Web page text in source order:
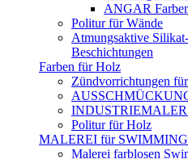
ANGAR
Politur für Wände
Atmungsaktive
Beschichtungen
Farben für Holz
Zündvorrichtungen
Politur für Holz
MALEREI für
Malerei farblosen